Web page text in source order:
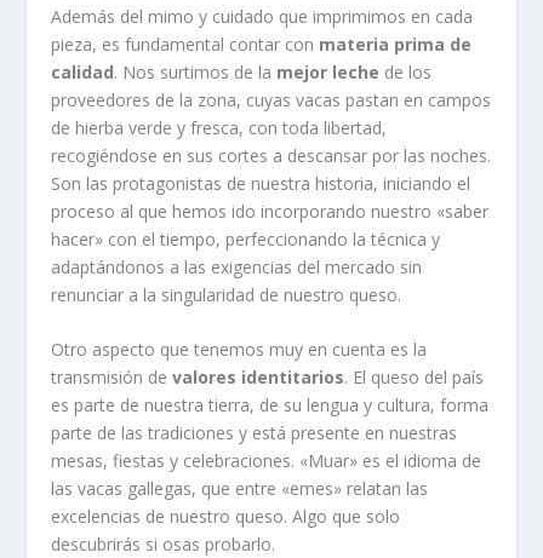
Además del mimo y cuidado que imprimimos en cada
pieza, es fundamental contar con materia prima de
calidad. Nos surtimos de la mejor leche de los
proveedores de la zona, cuyas vacas pastan en campos
de hierba verde y fresca, con toda libertad,
recogiéndose en sus cortes a descansar por las noches.
Son las protagonistas de nuestra historia, iniciando el
proceso al que hemos ido incorporando nuestro «saber
hacer» con el tiempo, perfeccionando la técnica y
adaptándonos a las exigencias del mercado sin
renunciar a la singularidad de nuestro queso.
Otro aspecto que tenemos muy en cuenta es la
transmisión devalores identitarios. El queso del país
es parte de nuestra tierra, de su lengua y cultura, forma
parte de las tradiciones y está presente en nuestras
mesas, fiestas y celebraciones. «Muar» es el idioma de
las vacas gallegas, que entre «emes» relatan las
excelencias de nuestro queso. Algo que solo
descubrirás si osas probarlo.